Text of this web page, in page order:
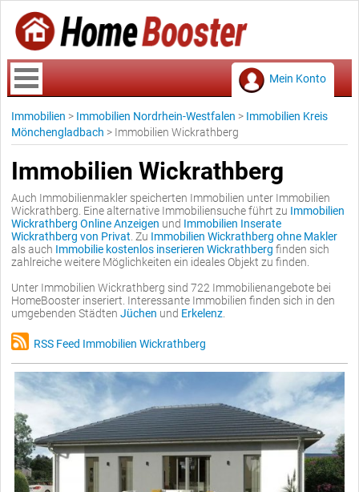
Mein Konto
Immobilien > Immobilien Nordrhein-Westfalen > Immobilien Kreis
Mönchengladbach > Immobilien Wickrathberg
Immobilien Wickrathberg
Auch Immobilienmakler speicherten Immobilien unter Immobilien
Wickrathberg. Eine alternative Immobiliensuche führt zu Immobilien
Wickrathberg Online Anzeigen und Immobilien Inserate
Wickrathberg von Privat . Zu Immobilien Wickrathberg ohne Makler
als auch Immobilie kostenlos inserieren Wickrathberg finden sich
zahlreiche weitere Möglichkeiten ein ideales Objekt zu finden.
Unter Immobilien Wickrathberg sind 722 Immobilienangebote bei
HomeBooster inseriert. Interessante Immobilien finden sich in den
umgebenden Städten Jüchen und Erkelenz
RSS Feed Immobilien Wickrathberg